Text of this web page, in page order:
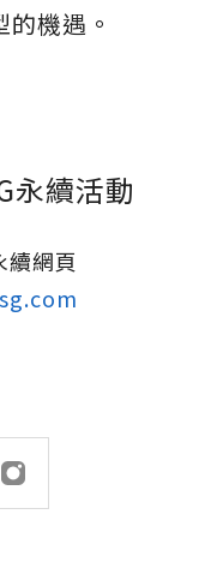
機遇。
永續活動
續網頁